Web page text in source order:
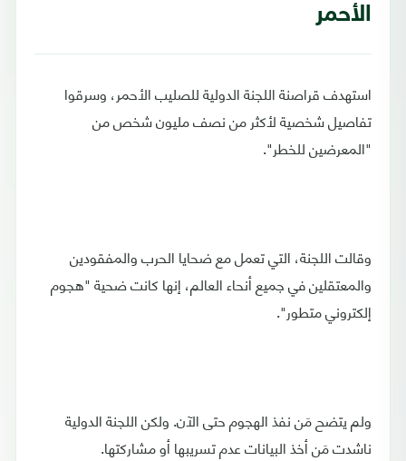
الأحمر
استهدف قراصنة اللجنة الدولية للصليب الأحمر، وسرقوا
تفاصيل شخصية لأكثر من نصف مليون شخص من
"المعرضين للخطر".
وقالت اللجنة، التي تعمل مع ضحايا الحرب والمفقودين
والمعتقلين في جميع أنحاء العالم، إنها كانت ضحية "هجوم
إلكتروني متطور".
ولم يتضح مَن نفذ الهجوم حتى الآن. ولكن اللجنة الدولية
ناشدت مَن أخذ البيانات عدم تسريبها أو مشاركتها.